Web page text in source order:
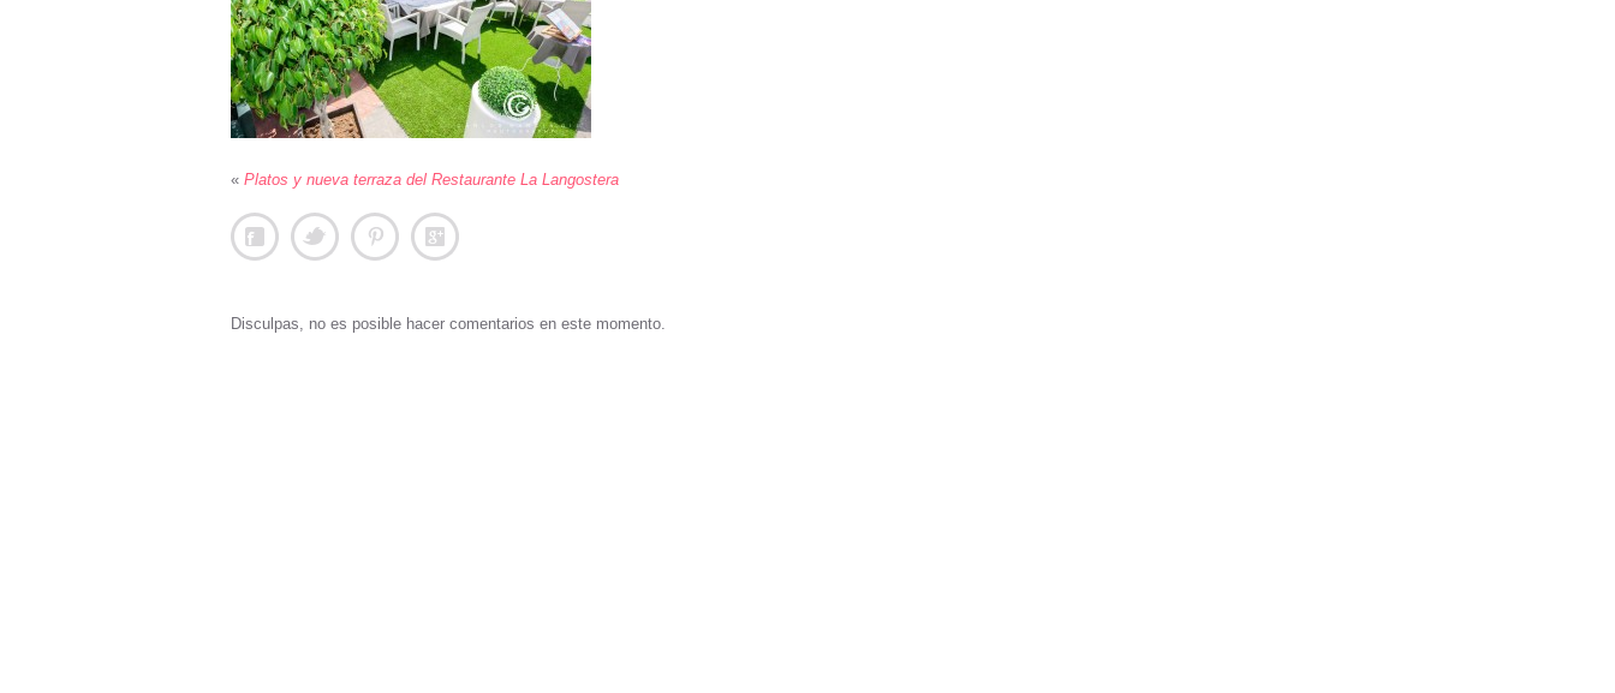
« Platos y nueva terraza del Restaurante La Langostera
Disculpas, no es posible hacer comentarios en este momento.